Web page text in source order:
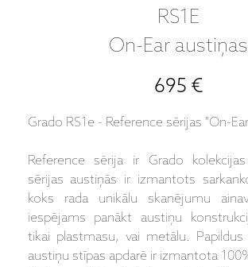
RS1E
On-Ear austiņas
695 €
Grado RS1e - Reference sērijas "On-
Reference sērija ir Grado
sērijas austiņās ir izmantots
koks rada unikālu skanējumu
iespējams panākt austiņu
tikai plastmasu, vai metālu.
austiņu stīpas apdarē ir izmantota